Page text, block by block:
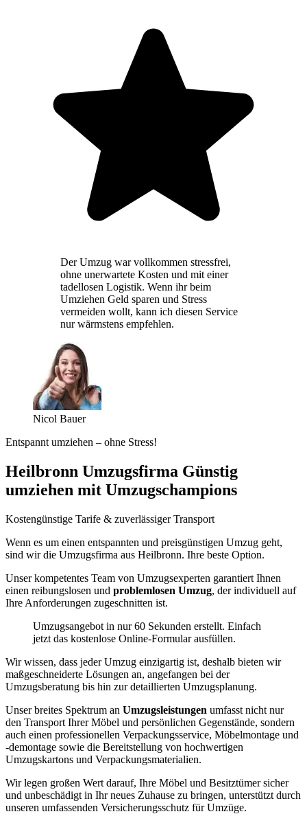
Der Umzug war vollkommen stressfrei,
ohne unerwartete Kosten und mit einer
tadellosen Logistik. Wenn ihr beim
Umziehen Geld sparen und Stress
vermeiden wollt, kann ich diesen Service
nur wärmstens empfehlen.
Nicol Bauer
Entspannt umziehen – ohne Stress!
Heilbronn Umzugsfirma Günstig
umziehen mit Umzugschampions
Kostengünstige Tarife & zuverlässiger Transport
Wenn es um einen entspannten und preisgünstigen Umzug geht,
sind wir die Umzugsfirma aus Heilbronn. Ihre beste Option.
Unser kompetentes Team von Umzugsexperten garantiert Ihnen
einen reibungslosen und problemlosen Umzug, der individuell auf
Ihre Anforderungen zugeschnitten ist.
Umzugsangebot in nur 60 Sekunden erstellt. Einfach
jetzt das kostenlose Online-Formular ausfüllen.
Wir wissen, dass jeder Umzug einzigartig ist, deshalb bieten wir
maßgeschneiderte Lösungen an, angefangen bei der
Umzugsberatung bis hin zur detaillierten Umzugsplanung.
Unser breites Spektrum an Umzugsleistungen umfasst nicht nur
den Transport Ihrer Möbel und persönlichen Gegenstände, sondern
auch einen professionellen Verpackungsservice, Möbelmontage und
-demontage sowie die Bereitstellung von hochwertigen
Umzugskartons und Verpackungsmaterialien.
Wir legen großen Wert darauf, Ihre Möbel und Besitztümer sicher
und unbeschädigt in Ihr neues Zuhause zu bringen, unterstützt durch
unseren umfassenden Versicherungsschutz für Umzüge.